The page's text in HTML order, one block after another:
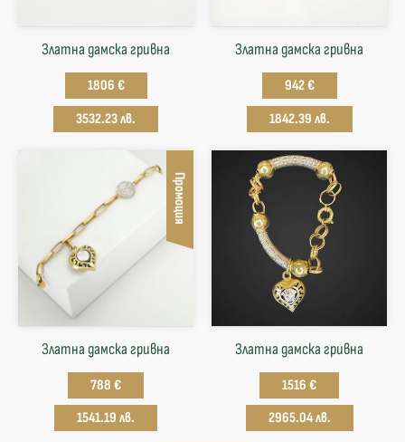
Златна дамска гривна
1806 €
3532.23 лв.
Златна дамска гривна
942 €
1842.39 лв.
Промоция
Златна дамска гривна
788 €
1541.19 лв.
Златна дамска гривна
1516 €
2965.04 лв.